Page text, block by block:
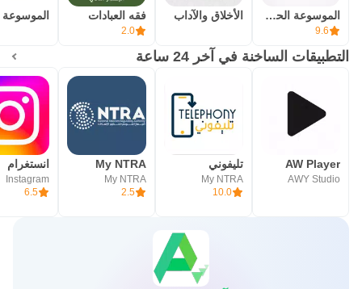
الموسوعة الحديثية
9.6
الأخلاق والآداب فقه العبادات
2.0
التطبيقات الساخنة في آخر 24 ساعة
AW Player
AWY Studio
تليفوني
My NTRA
10.0
My NTRA
My NTRA
2.5
انستغرام
Instagram
6.5